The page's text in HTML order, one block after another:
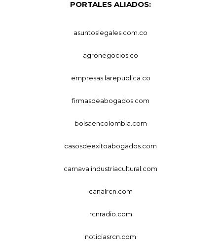
PORTALES ALIADOS:
asuntoslegales.com.co
agronegocios.co
empresas.larepublica.co
firmasdeabogados.com
bolsaencolombia.com
casosdeexitoabogados.com
carnavalindustriacultural.com
canalrcn.com
rcnradio.com
noticiasrcn.com